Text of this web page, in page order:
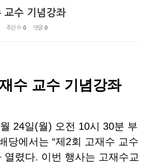
교수 기념강좌
추천 수 0 댓글 0
수 교수 기념강좌
24일(월) 오전 10시 30분 부
당에서는 “제2회 고재수 교수
열렸다. 이번 행사는 고재수교
스케치북5